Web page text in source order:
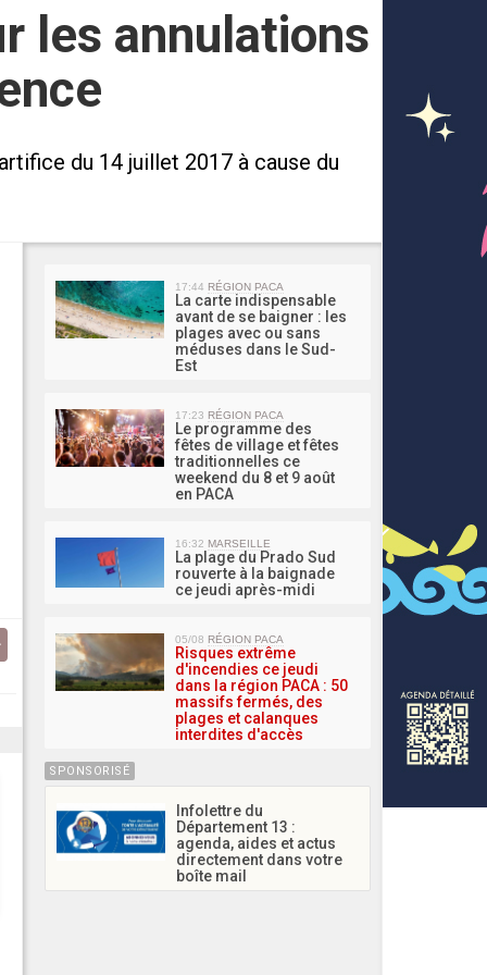
les annulations
du 14 juillet 2017 à cause du
17:44 RÉGION PACA
La carte indispensable
avant de se baigner : les
plages avec ou sans
méduses dans le Sud-
Est
17:23 RÉGION PACA
Le programme des
fêtes de village et fêtes
traditionnelles ce
weekend du 8 et 9 août
en PACA
16:32 MARSEILLE
La plage du Prado Sud
rouverte à la baignade
ce jeudi après-midi
05/08 RÉGION PACA
Risques extrême
d'incendies ce jeudi
dans la région PACA : 50
massifs fermés, des
plages et calanques
interdites d'accès
SPONSORISÉ
Infolettre du
Département 13 :
agenda, aides et actus
directement dans votre
boîte mail